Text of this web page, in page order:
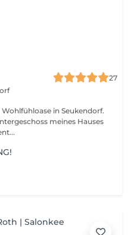
27
in Seukendorf.
meines Hauses